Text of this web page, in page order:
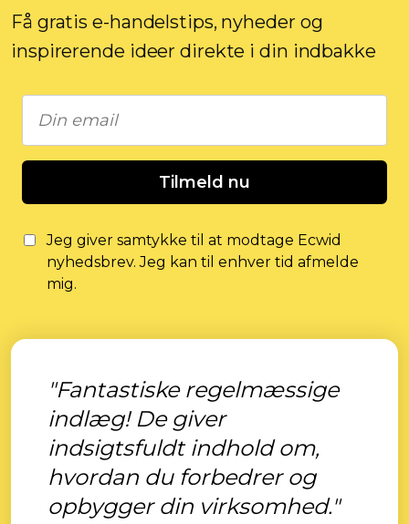
Få gratis e-handelstips, nyheder og
inspirerende ideer direkte i din indbakke
Tilmeld nu
Jeg giver samtykke til at modtage Ecwid
nyhedsbrev. Jeg kan til enhver tid afmelde
mig.
"Fantastiske regelmæssige
indlæg! De giver
indsigtsfuldt indhold om,
hvordan du forbedrer og
opbygger din virksomhed."